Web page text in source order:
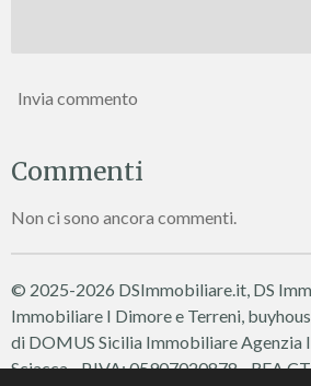
Invia commento
Commenti
Non ci sono ancora commenti.
© 2025-2026 DSImmobiliare.it, DS
Immobiliare I Dimore e Terreni,
di DOMUS Sicilia ImmobiliareAgenzia
Sciacca - P.IVA: 05907020878 - REA